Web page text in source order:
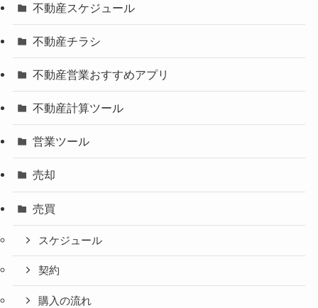
不動産スケジュール
不動産チラシ
不動産営業おすすめアプリ
不動産計算ツール
営業ツール
売却
売買
スケジュール
契約
購入の流れ